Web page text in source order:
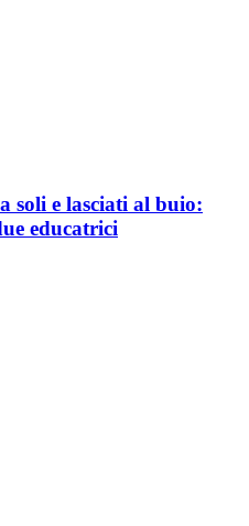
soli e lasciati al buio:
educatrici